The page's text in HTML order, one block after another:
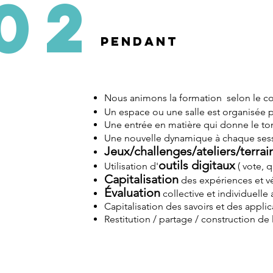
PENDANT
Nous animons la formation selon le
Un espace ou une salle est organisée
Une entrée en matière qui donne le
Une nouvelle dynamique à chaque
Jeux/challenges/ateliers/
Utilisation d'outils digitaux( vote,
Capitalisation des expériences et
Évaluation collective et individuelle
Capitalisation des savoirs et des
Restitution / partage / construction de